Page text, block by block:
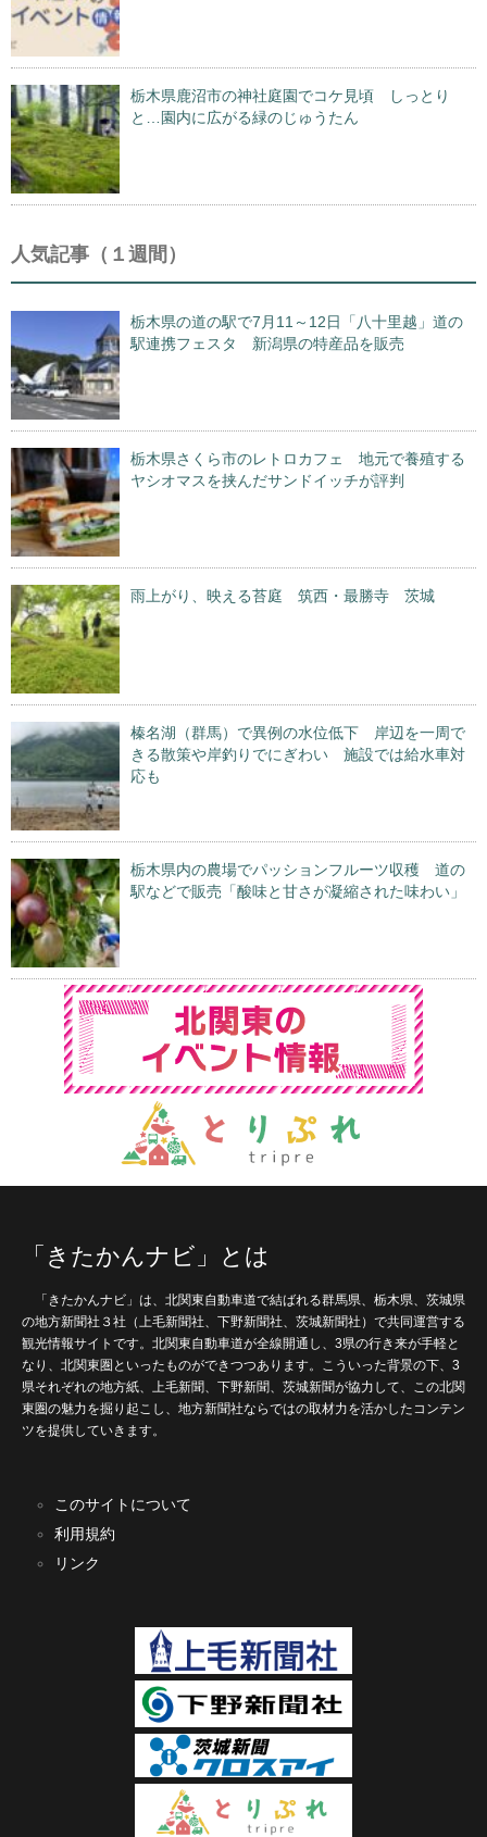
栃木県鹿沼市の神社庭園でコケ見頃 しっとり
と…園内に広がる緑のじゅうたん
人気記事（１週間）
栃木県の道の駅で7月11～12日「八十里越」道の
駅連携フェスタ 新潟県の特産品を販売
栃木県さくら市のレトロカフェ 地元で養殖する
ヤシオマスを挟んだサンドイッチが評判
雨上がり、映える苔庭 筑西・最勝寺 茨城
榛名湖（群馬）で異例の水位低下 岸辺を一周で
きる散策や岸釣りでにぎわい 施設では給水車対
応も
栃木県内の農場でパッションフルーツ収穫 道の
駅などで販売「酸味と甘さが凝縮された味わい」
「きたかんナビ」とは
「きたかんナビ」は、北関東自動車道で結ばれる群馬県、栃木県、茨城県
の地方新聞社３社（上毛新聞社、下野新聞社、茨城新聞社）で共同運営する
観光情報サイトです。北関東自動車道が全線開通し、3県の行き来が手軽と
なり、北関東圏といったものができつつあります。こういった背景の下、3
県それぞれの地方紙、上毛新聞、下野新聞、茨城新聞が協力して、この北関
東圏の魅力を掘り起こし、地方新聞社ならではの取材力を活かしたコンテン
ツを提供していきます。
このサイトについて
利用規約
リンク